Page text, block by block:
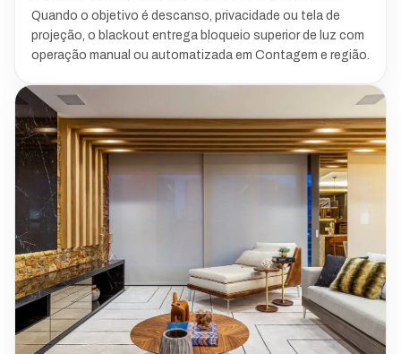
Quando o objetivo é descanso, privacidade ou tela de
projeção, o blackout entrega bloqueio superior de luz com
operação manual ou automatizada em Contagem e região.